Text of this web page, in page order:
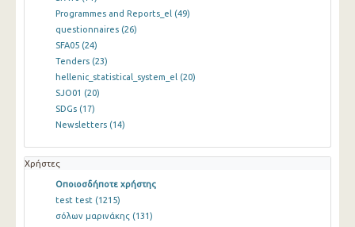
Programmes and Reports_el (49)
questionnaires (26)
SFA05 (24)
Tenders (23)
hellenic_statistical_system_el (20)
SJO01 (20)
SDGs (17)
Newsletters (14)
Χρήστες
Οποιοσδήποτε χρήστης
test test (1215)
σόλων μαρινάκης (131)